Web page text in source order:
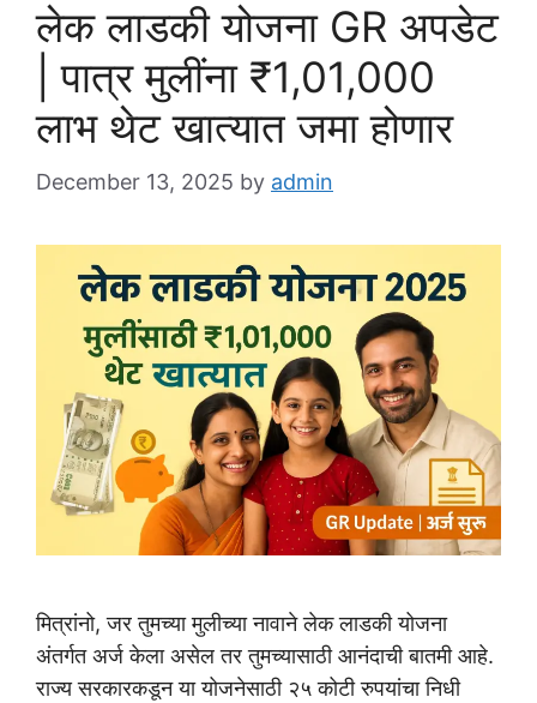
लेक लाडकी योजना GR अपडेट
| पात्र मुलींना ₹1,01,000
लाभ थेट खात्यात जमा होणार
December 13, 2025 by admin
मित्रांनो, जर तुमच्या मुलीच्या नावाने लेक लाडकी योजना
अंतर्गत अर्ज केला असेल तर तुमच्यासाठी आनंदाची बातमी आहे.
राज्य सरकारकडून या योजनेसाठी २५ कोटी रुपयांचा निधी